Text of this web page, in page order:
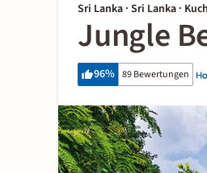
Sri Lanka · Sri Lanka ·
Jungle
96% 89 Bewertungen